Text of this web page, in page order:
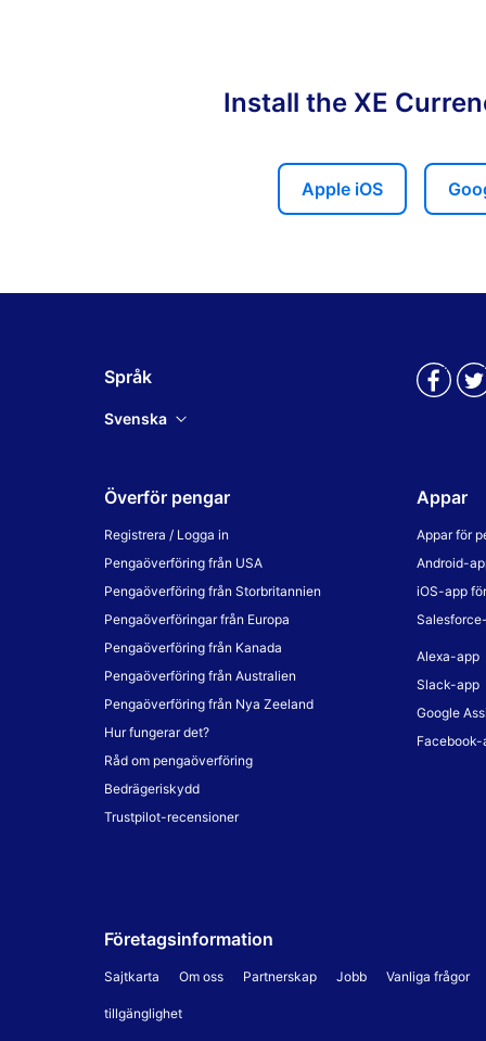
Install the XE
Apple iOS
Språk
Svenska
Överför pengar
Registrera / Logga in
Pengaöverföring från USA
Pengaöverföring från Storbritannien
Pengaöverföringar från Europa
Pengaöverföring från Kanada
Pengaöverföring från Australien
Pengaöverföring från Nya Zeeland
Hur fungerar det?
Råd om pengaöverföring
Bedrägeriskydd
Trustpilot-recensioner
Appar
Appar för
Android-
iOS-app
Alexa-app
Slack-app
Google
Facebook-
Företagsinformation
Sajtkarta Om oss Partnerskap Jobb Vanliga frågor
tillgänglighet